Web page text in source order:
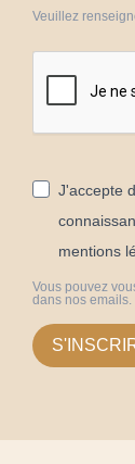
Veuillez
J'accepte
mentions
Vous pouvez
dans nos emails.